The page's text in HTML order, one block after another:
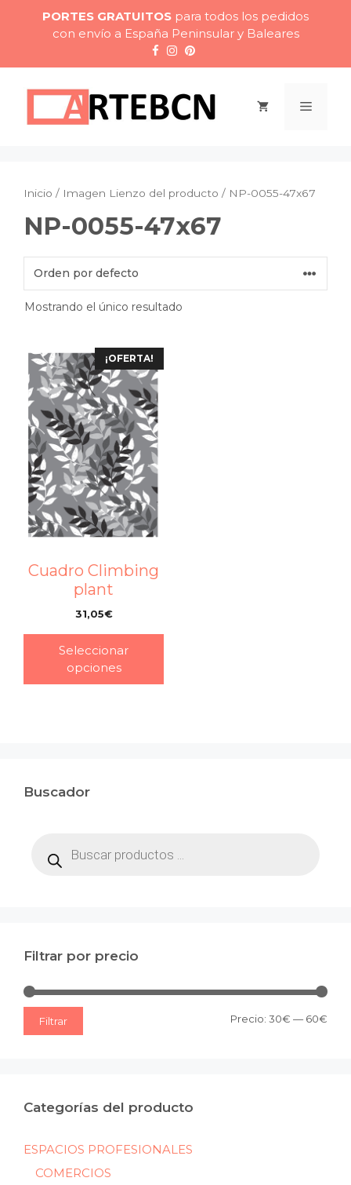
contenido
PORTES GRATUITOS para todos los pedidos
con envío a España Peninsular y Baleares
Menú
Inicio / Imagen Lienzo del producto / NP-0055-47x67
NP-0055-47x67
Mostrando el único resultado
¡OFERTA!
Cuadro Climbing
plant
31,05€
Seleccionar
opciones
Buscador
productos
Filtrar por precio
Filtrar Precio: 30€ — 60€
Categorías del producto
ESPACIOS PROFESIONALES
COMERCIOS